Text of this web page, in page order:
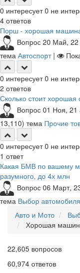
0 интересует 0 не
4 ответов
Порш - хорошая
Вопрос 20 Май, 22
тема Автоспорт |
0 интересует 0 не
2 ответов
Сколько стоит
Вопрос 01 Ноя, 21
13,110) тема Прочие
0 интересует 0 не
1 ответ
Какая БМВ по вашему
разумного, до 4х млн
Вопрос 06 Март,
тема Выбор автомобиля
Авто и Мото
Хорошая
22,605 вопросов
60,974 ответов